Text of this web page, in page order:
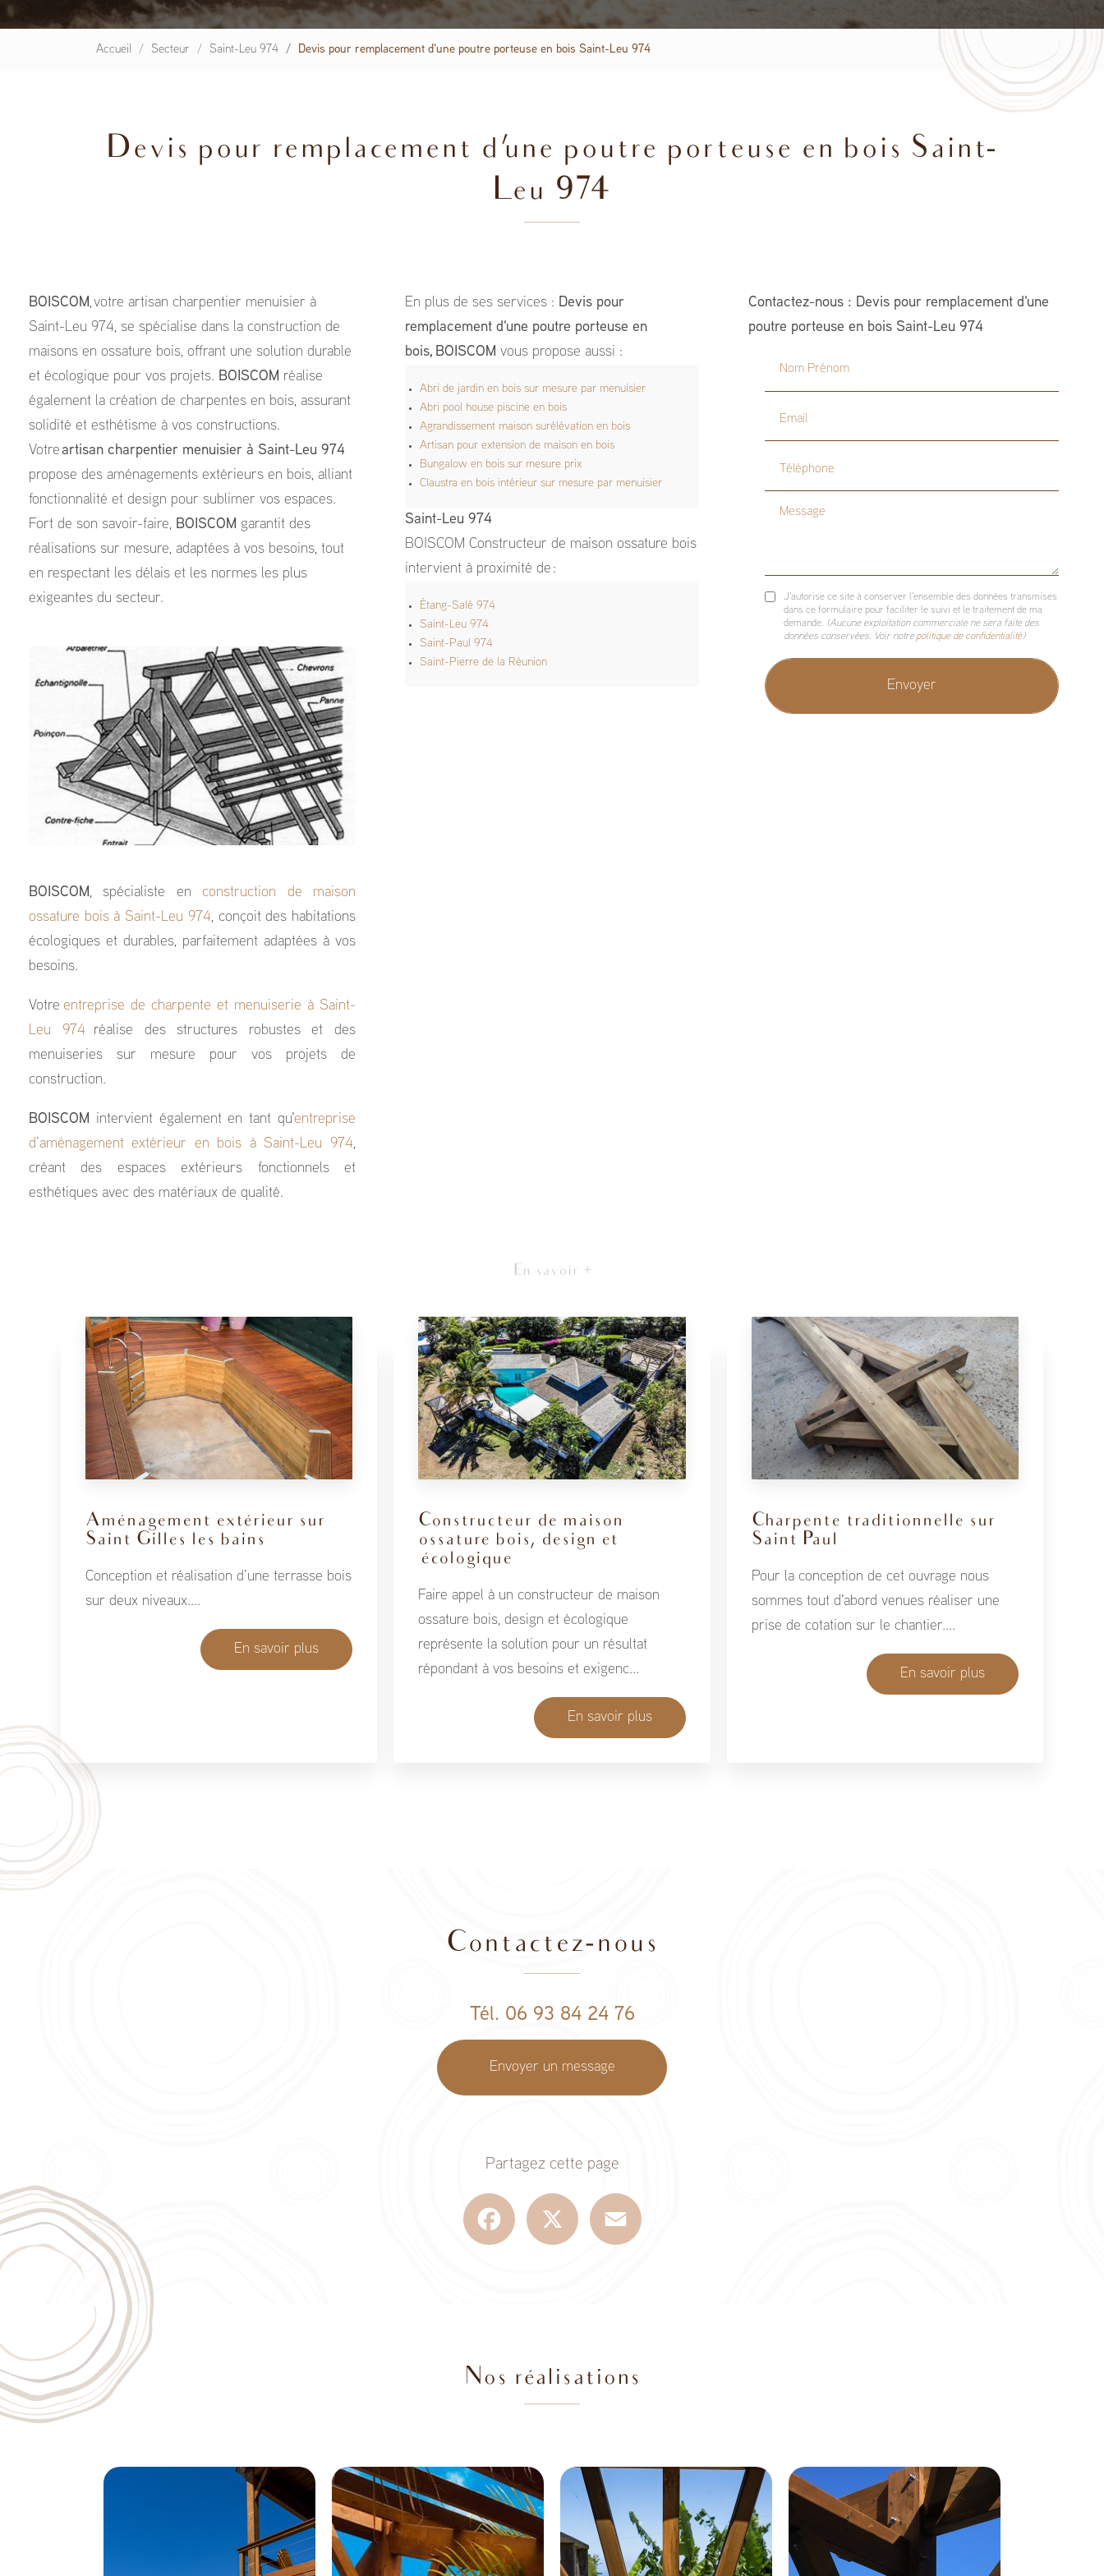
Accueil Secteur Saint-Leu 974 Devis pour remplacement d'une poutre porteuse en bois Saint-Leu 974
Devis pour remplacement d'une poutre porteuse en bois Saint-
Leu 974
BOISCOM, votre artisan charpentier menuisier à
Saint-Leu 974, se spécialise dans la construction de
maisons en ossature bois, offrant une solution durable
et écologique pour vos projets. BOISCOM réalise
également la création de charpentes en bois, assurant
solidité et esthétisme à vos constructions.
Votreartisan charpentier menuisier à Saint-Leu 974
propose des aménagements extérieurs en bois, alliant
fonctionnalité et design pour sublimer vos espaces.
Fort de son savoir-faire, BOISCOM garantit des
réalisations sur mesure, adaptées à vos besoins, tout
en respectant les délais et les normes les plus
exigeantes du secteur.
BOISCOM, spécialiste enconstruction de maison
ossature bois à Saint-Leu 974, conçoit des habitations
écologiques et durables, parfaitement adaptées à vos
besoins.
Votre entreprise de charpente et menuiserie à Saint-
Leu 974 réalise des structures robustes et des
menuiseries sur mesure pour vos projets de
construction.
BOISCOM intervient également en tant qu'entreprise
d’aménagement extérieur en bois à Saint-Leu 974,
créant des espaces extérieurs fonctionnels et
esthétiques avec des matériaux de qualité.
En plus de ses services : Devis pour
remplacement d'une poutre porteuse en
bois, BOISCOM vous propose aussi :
Abri de jardin en bois sur mesure par menuisier
Abri pool house piscine en bois
Agrandissement maison surélévation en bois
Artisan pour extension de maison en bois
Bungalow en bois sur mesure prix
Claustra en bois intérieur sur mesure par menuisier
Saint-Leu 974
BOISCOM Constructeur de maison ossature bois
intervient à proximité de :
Étang-Salé 974
Saint-Leu 974
Saint-Paul 974
Saint-Pierre de la Réunion
Contactez-nous : Devis pour remplacement d'une
poutre porteuse en bois Saint-Leu 974
Nom Prénom
Email
Message
J'autorise ce site à conserver l'ensemble des données transmises
dans ce formulaire pour faciliter le suivi et le traitement de ma
demande. (Aucune exploitation commerciale ne sera faite des
données conservées. Voir notrepolitique de confidentialité)
En savoir +
Aménagement extérieur sur
Saint Gilles les bains
Conception et réalisation d’une terrasse bois
sur deux niveaux....
En savoir plus
Constructeur de maison
ossature bois, design et
écologique
Faire appel à un constructeur de maison
ossature bois, design et écologique
représente la solution pour un résultat
répondant à vos besoins et exigenc...
En savoir plus
Charpente traditionnelle sur
Saint Paul
Pour la conception de cet ouvrage nous
sommes tout d'abord venues réaliser une
prise de cotation sur le chantier....
En savoir plus
Contactez-nous
Tél. 06 93 84 24 76
Envoyer un message
Partagez cette page
Facebook
Nos réalisations